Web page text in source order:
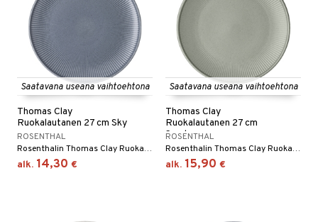
Saatavana useana vaihtoehtona
Thomas Clay
Ruokalautanen 27 cm Sky
ROSENTHAL
Rosenthalin Thomas Clay Ruokalautanen 27 cm on kivikeraaminen lautanen vekitetyllä kuviolla lautasen yläosasta keskelle. Saatavana useita eri värejä.
alk. 14,30 €
Saatavana useana vaihtoehtona
Thomas Clay
Ruokalautanen 27 cm
Smoke
ROSENTHAL
Rosenthalin Thomas Clay Ruokalautanen 27 cm on kivikeraaminen lautanen vekitetyllä kuviolla lautasen yläosasta keskelle. Saatavana useita eri värejä.
alk. 15,90 €